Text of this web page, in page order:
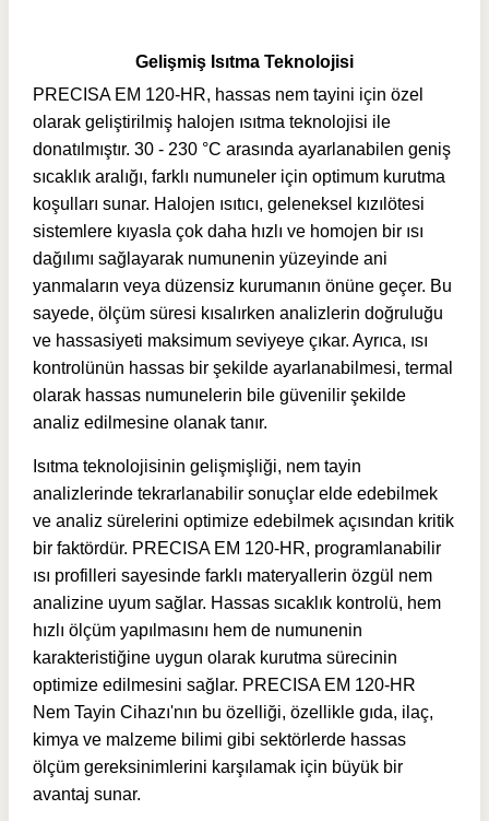
Gelişmiş Isıtma Teknolojisi
PRECISA EM 120-HR, hassas nem tayini için özel
olarak geliştirilmiş halojen ısıtma teknolojisi ile
donatılmıştır. 30 - 230 °C arasında ayarlanabilen geniş
sıcaklık aralığı, farklı numuneler için optimum kurutma
koşulları sunar. Halojen ısıtıcı, geleneksel kızılötesi
sistemlere kıyasla çok daha hızlı ve homojen bir ısı
dağılımı sağlayarak numunenin yüzeyinde ani
yanmaların veya düzensiz kurumanın önüne geçer. Bu
sayede, ölçüm süresi kısalırken analizlerin doğruluğu
ve hassasiyeti maksimum seviyeye çıkar. Ayrıca, ısı
kontrolünün hassas bir şekilde ayarlanabilmesi, termal
olarak hassas numunelerin bile güvenilir şekilde
analiz edilmesine olanak tanır.
Isıtma teknolojisinin gelişmişliği, nem tayin
analizlerinde tekrarlanabilir sonuçlar elde edebilmek
ve analiz sürelerini optimize edebilmek açısından kritik
bir faktördür. PRECISA EM 120-HR, programlanabilir
ısı profilleri sayesinde farklı materyallerin özgül nem
analizine uyum sağlar. Hassas sıcaklık kontrolü, hem
hızlı ölçüm yapılmasını hem de numunenin
karakteristiğine uygun olarak kurutma sürecinin
optimize edilmesini sağlar. PRECISA EM 120-HR
Nem Tayin Cihazı'nın bu özelliği, özellikle gıda, ilaç,
kimya ve malzeme bilimi gibi sektörlerde hassas
ölçüm gereksinimlerini karşılamak için büyük bir
avantaj sunar.